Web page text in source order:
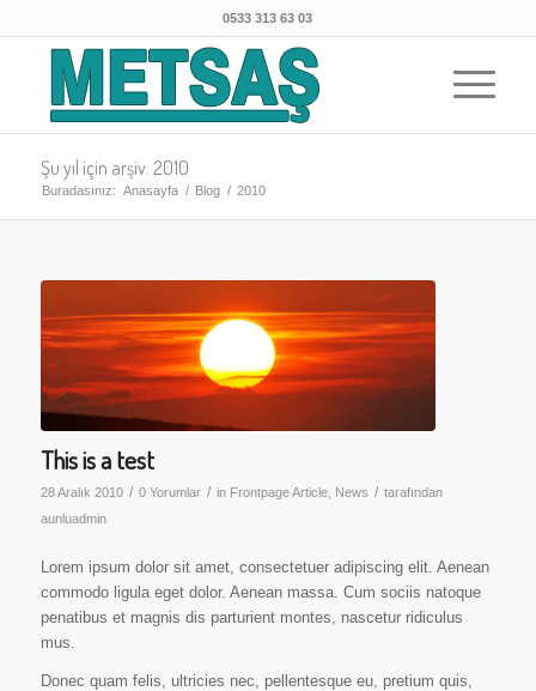
0533 313 63 03
Şu yıl için arşiv: 2010
Buradasınız: Anasayfa / Blog / 2010
This is a test
28 Aralık 2010 / 0 Yorumlar / in Frontpage Article, News / tarafından
aunluadmin
Lorem ipsum dolor sit amet, consectetuer adipiscing elit. Aenean
commodo ligula eget dolor. Aenean massa. Cum sociis natoque
penatibus et magnis dis parturient montes, nascetur ridiculus
mus.
Donec quam felis, ultricies nec, pellentesque eu, pretium quis,